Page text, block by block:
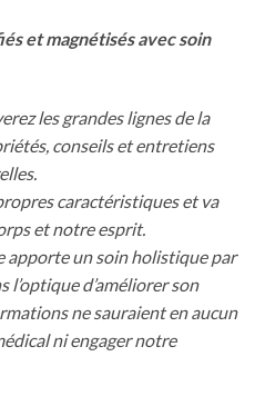
et magnétisés avec soin
les grandes lignes de la
conseils et entretiens
caractéristiques et va
et notre esprit.
apporte un soin holistique par
l’optique d’améliorer son
ne sauraient en aucun
ni engager notre